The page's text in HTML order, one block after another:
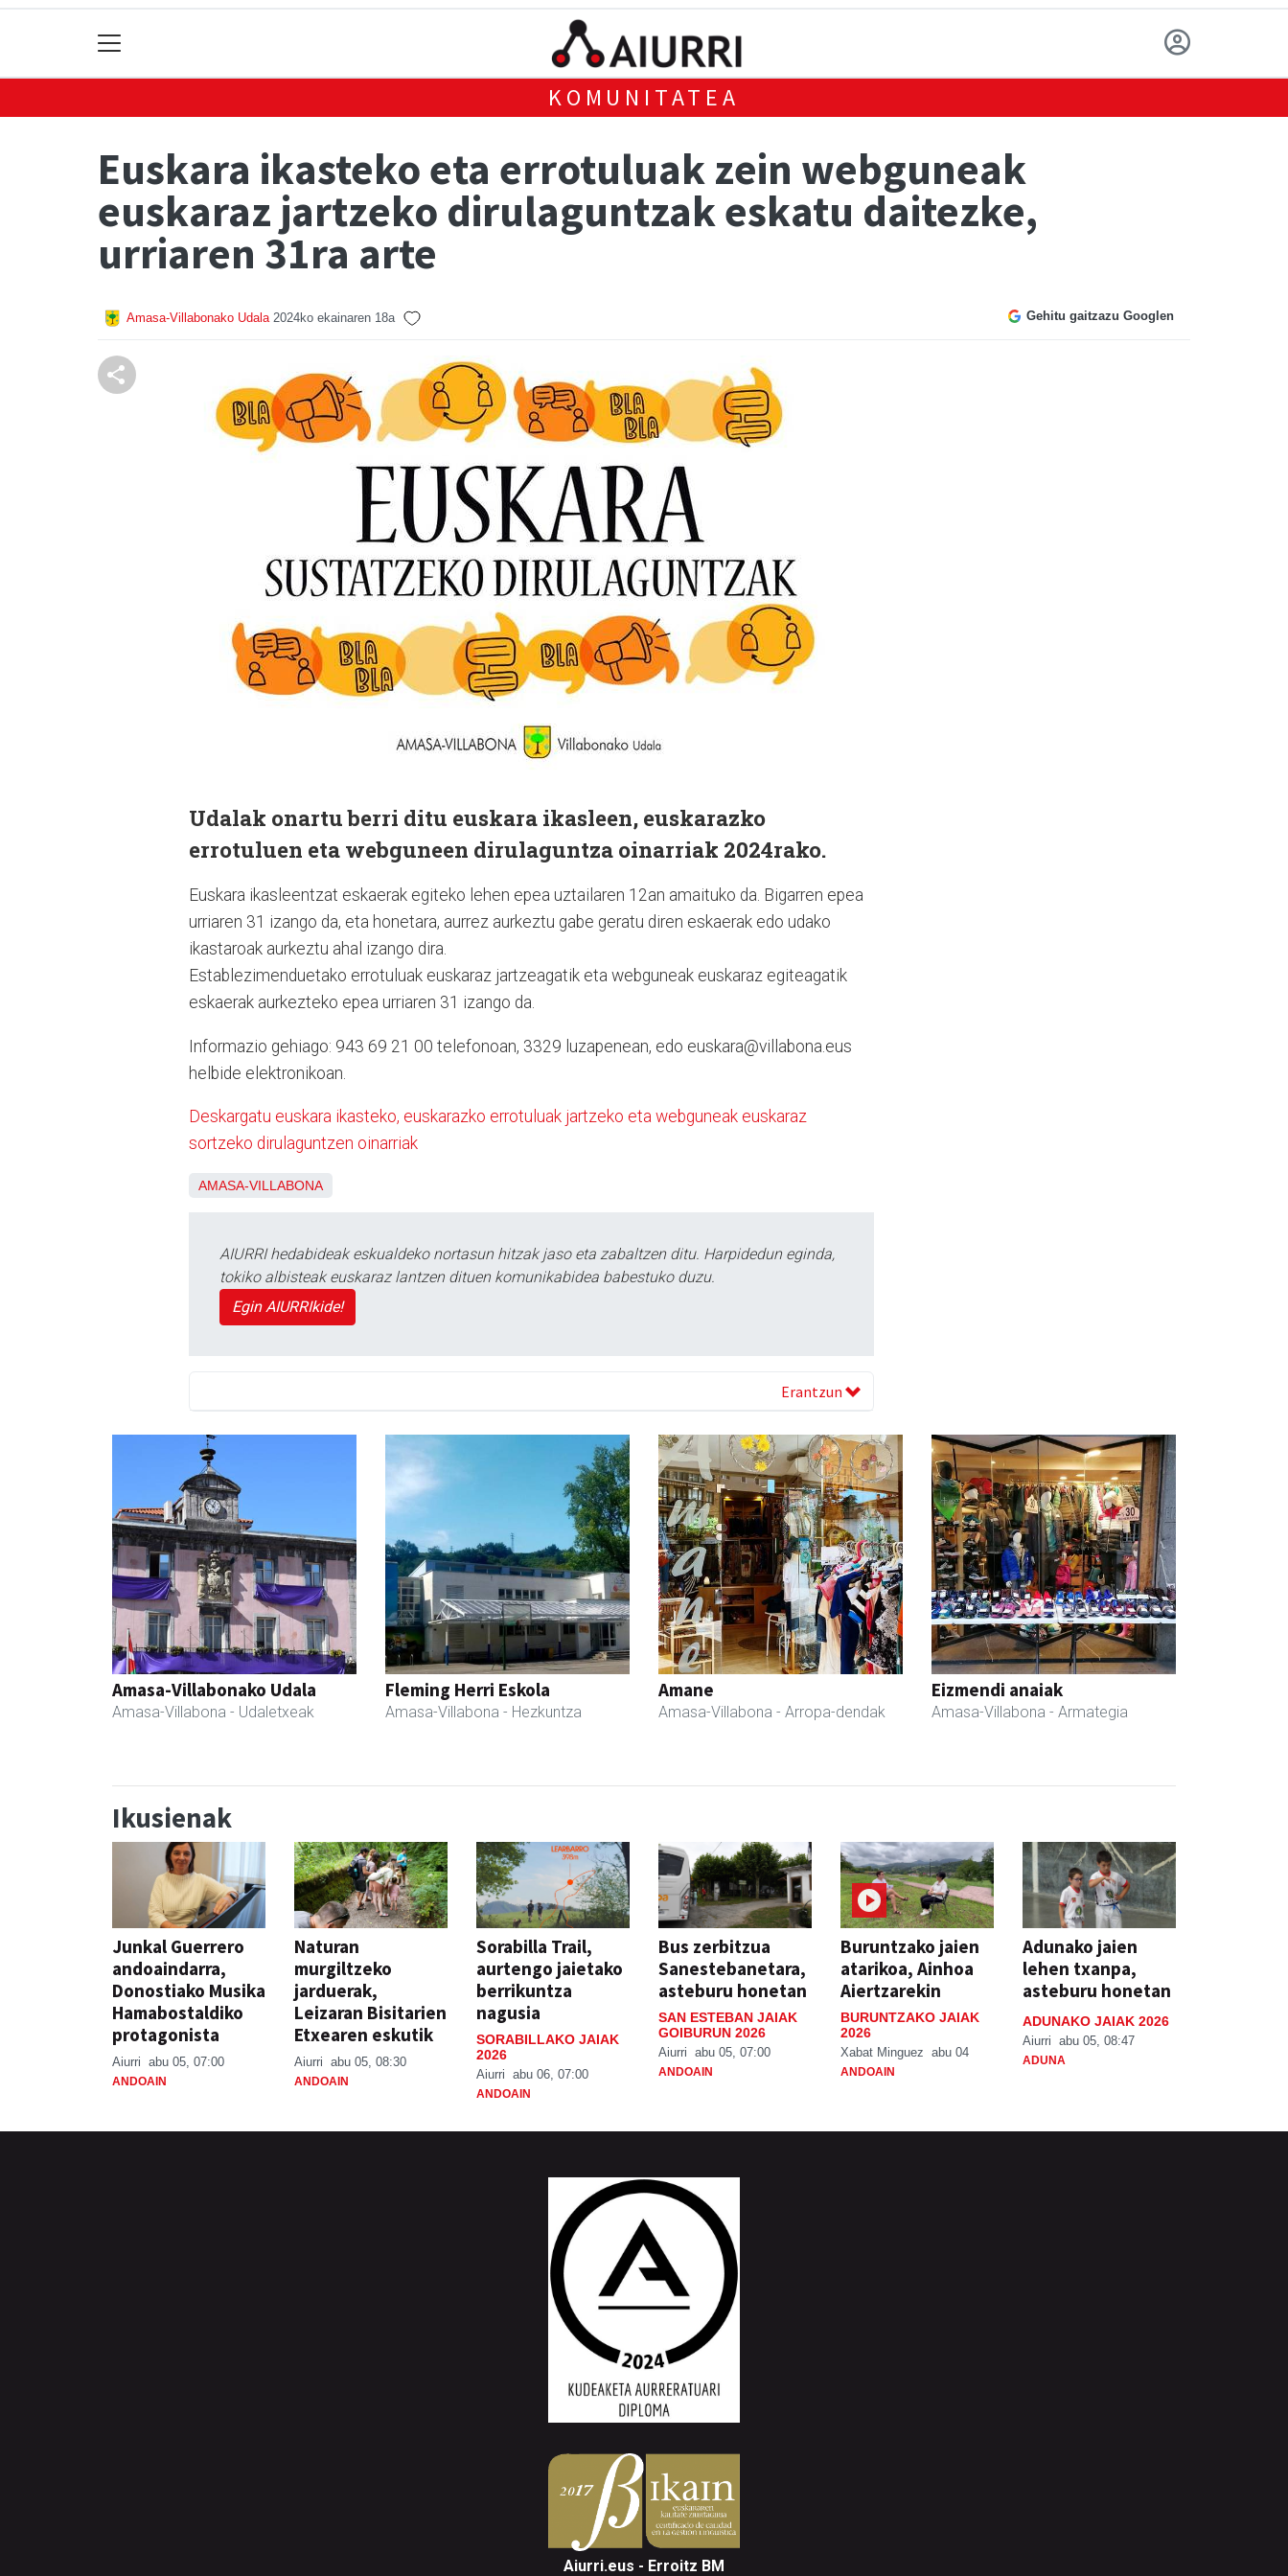
KOMUNITATEA
Euskara ikasteko eta errotuluak zein webguneak
euskaraz jartzeko dirulaguntzak eskatu daitezke,
urriaren 31ra arte
Amasa-Villabonako Udala 2024ko ekainaren 18a Gehitu gaitzazu Googlen
Udalak onartu berri ditu euskara ikasleen, euskarazko
errotuluen eta webguneen dirulaguntza oinarriak 2024rako.
Euskara ikasleentzat eskaerak egiteko lehen epea uztailaren 12an amaituko da. Bigarren epea
urriaren 31 izango da, eta honetara, aurrez aurkeztu gabe geratu diren eskaerak edo udako
ikastaroak aurkeztu ahal izango dira.
Establezimenduetako errotuluak euskaraz jartzeagatik eta webguneak euskaraz egiteagatik
eskaerak aurkezteko epea urriaren 31 izango da.
Informazio gehiago: 943 69 21 00 telefonoan, 3329 luzapenean, edo euskara@villabona.eus
helbide elektronikoan.
Deskargatu euskara ikasteko, euskarazko errotuluak jartzeko eta webguneak euskaraz
sortzeko dirulaguntzen oinarriak
AMASA-VILLABONA
AIURRI hedabideak eskualdeko nortasun hitzak jaso eta zabaltzen ditu. Harpidedun eginda,
tokiko albisteak euskaraz lantzen dituen komunikabidea babestuko duzu.
Egin AIURRIkide!
Erantzun
Amasa-Villabonako Udala
Amasa-Villabona - Udaletxeak
Fleming Herri Eskola
Amasa-Villabona - Hezkuntza
Amane
Amasa-Villabona - Arropa-dendak
Eizmendi anaiak
Amasa-Villabona - Armategia
Ikusienak
Junkal Guerrero
andoaindarra,
Donostiako Musika
Hamabostaldiko
protagonista
Aiurri abu 05, 07:00
ANDOAIN
Naturan
murgiltzeko
jarduerak,
Leizaran Bisitarien
Etxearen eskutik
Aiurri abu 05, 08:30
ANDOAIN
Sorabilla Trail,
aurtengo jaietako
berrikuntza
nagusia
SORABILLAKO JAIAK
2026
Aiurri abu 06, 07:00
ANDOAIN
Bus zerbitzua
Sanestebanetara,
asteburu honetan
SAN ESTEBAN JAIAK
GOIBURUN 2026
Aiurri abu 05, 07:00
ANDOAIN
Buruntzako jaien
atarikoa, Ainhoa
Aiertzarekin
BURUNTZAKO JAIAK
2026
Xabat Minguez abu 04
ANDOAIN
Adunako jaien
lehen txanpa,
asteburu honetan
ADUNAKO JAIAK 2026
Aiurri abu 05, 08:47
ADUNA
Aiurri.eus - Erroitz BM